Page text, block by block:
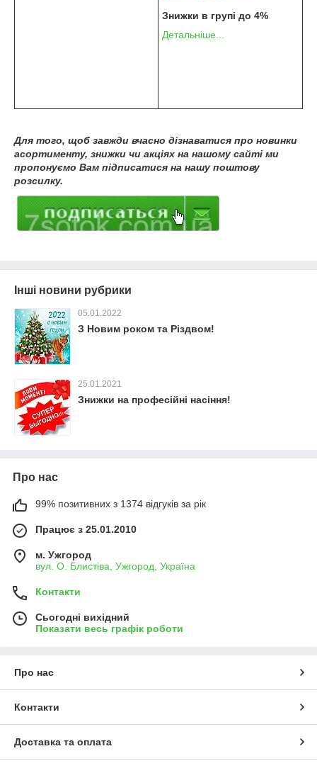
Знижки в групі до 4%
Детальніше...
Для того, щоб завжди вчасно дізнаватися про новинки
асортименту, знижки чи акціях на нашому сайті ми
пропонуємо Вам підписатися на нашу поштову
розсилку.
Інші новини рубрики
05.01.2022
З Новим роком та Різдвом!
25.01.2021
Знижки на професійні насіння!
Про нас
99% позитивних з 1374 відгуків за рік
Працює з 25.01.2010
м. Ужгород
вул. О. Блистіва, Ужгород, Україна
Контакти
Сьогодні вихідний
Показати весь графік роботи
Про нас
Контакти
Доставка та оплата